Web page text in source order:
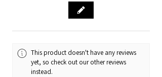
This product doesn't have any reviews
yet, so check out our other reviews
instead.